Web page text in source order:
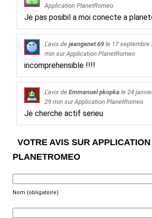
Application PlanetRomeo
Je pas posibil a moi conecte a
L'avis de jeangenet 69le 17 septembre
min surApplication PlanetRomeo
incomprehensible !!!!
L'avis de Emmanuel pkopka le 24
29 min surApplication PlanetRomeo
Je cherche actif serieu
VOTRE AVIS SUR APPLICATION
PLANETROMEO
Nom (obligatoire)